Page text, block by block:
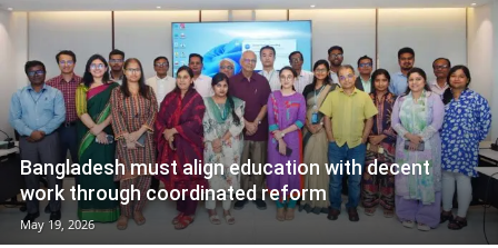
Bangladesh must align education with decent
work through coordinated reform
May 19, 2026